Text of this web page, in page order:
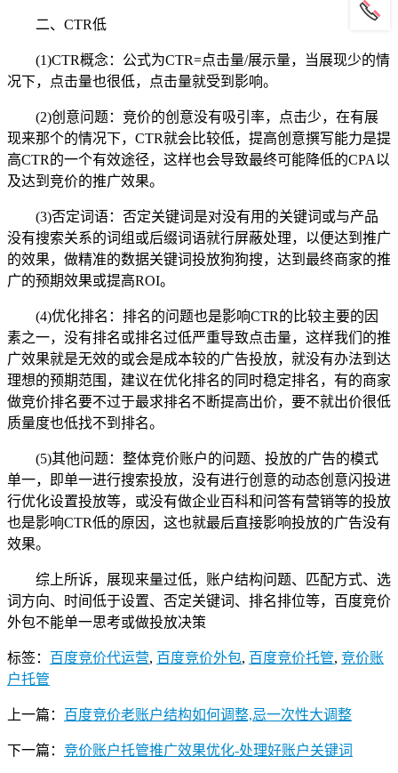
二、CTR低
(1)CTR概念：公式为CTR=点击量/展示量，当展现少的情
况下，点击量也很低，点击量就受到影响。
(2)创意问题：竞价的创意没有吸引率，点击少，在有展
现来那个的情况下，CTR就会比较低，提高创意撰写能力是提
高CTR的一个有效途径，这样也会导致最终可能降低的CPA以
及达到竞价的推广效果。
(3)否定词语：否定关键词是对没有用的关键词或与产品
没有搜索关系的词组或后缀词语就行屏蔽处理，以便达到推广
的效果，做精准的数据关键词投放狗狗搜，达到最终商家的推
广的预期效果或提高ROI。
(4)优化排名：排名的问题也是影响CTR的比较主要的因
素之一，没有排名或排名过低严重导致点击量，这样我们的推
广效果就是无效的或会是成本较的广告投放，就没有办法到达
理想的预期范围，建议在优化排名的同时稳定排名，有的商家
做竞价排名要不过于最求排名不断提高出价，要不就出价很低
质量度也低找不到排名。
(5)其他问题：整体竞价账户的问题、投放的广告的模式
单一，即单一进行搜索投放，没有进行创意的动态创意闪投进
行优化设置投放等，或没有做企业百科和问答有营销等的投放
也是影响CTR低的原因，这也就最后直接影响投放的广告没有
效果。
综上所诉，展现来量过低，账户结构问题、匹配方式、选
词方向、时间低于设置、否定关键词、排名排位等，百度竞价
外包不能单一思考或做投放决策
标签： 百度竞价代运营, 百度竞价外包, 百度竞价托管, 竞价账
户托管
上一篇： 百度竞价老账户结构如何调整,忌一次性大调整
下一篇： 竞价账户托管推广效果优化-处理好账户关键词